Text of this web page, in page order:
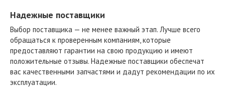
Надежные поставщики
Выбор поставщика — не менее важный этап. Лучше всего
обращаться к проверенным компаниям, которые
предоставляют гарантии на свою продукцию и имеют
положительные отзывы. Надежные поставщики обеспечат
вас качественными запчастями и дадут рекомендации по их
эксплуатации.